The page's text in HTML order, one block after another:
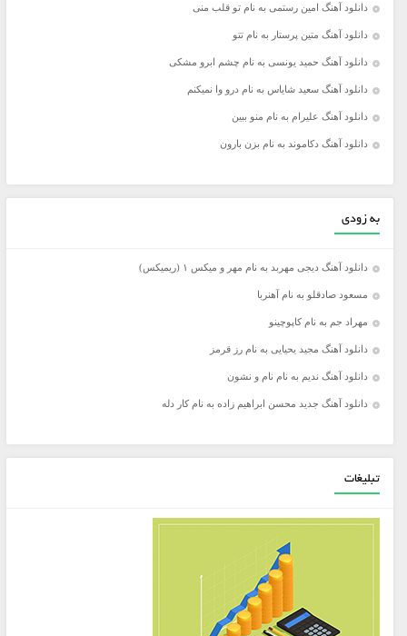
دانلود آهنگ امین رستمی به نام تو قلب منی
دانلود آهنگ متین پرستار به نام تتو
دانلود آهنگ حمید یونسی به نام چشم ابرو مشکی
دانلود آهنگ سعید شایاس به نام درو وا نمیکنم
دانلود آهنگ علیرام به نام منو ببین
دانلود آهنگ دکاموند به نام بزن بارون
به زودی
دانلود آهنگ دیجی مهربد به نام مهر و میکس ۱ (ریمیکس)
مسعود صادقلو به نام آهنربا
مهراد جم به نام کاپوچینو
دانلود آهنگ مجید یحیایی به نام رز قرمز
دانلود آهنگ ندیم به نام نام و نشون
دانلود آهنگ جدید محسن ابراهیم زاده به نام کار دله
تبلیغات